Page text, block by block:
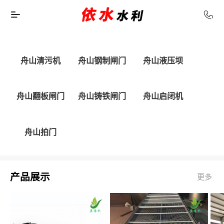
舟山清污机 舟山钢制闸门 舟山液压坝
舟山翻板闸门 舟山铸铁闸门 舟山启闭机
舟山拍门
产品展示 更多